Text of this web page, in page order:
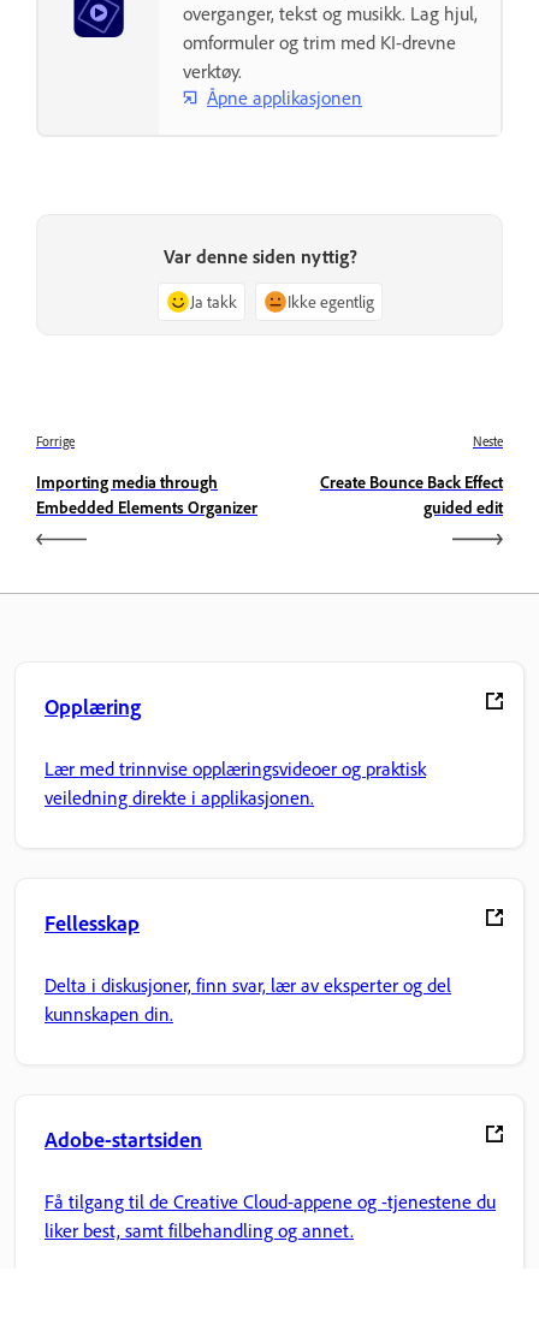
overganger, tekst og musikk. Lag hjul,
omformuler og trim med KI-drevne
verktøy.
Åpne applikasjonen
Var denne siden nyttig?
Ja takk Ikke egentlig
Forrige
Importing media through
Embedded Elements Organizer
Neste
Create Bounce Back Effect
guided edit
Opplæring
Lær med trinnvise opplæringsvideoer og praktisk
veiledning direkte i applikasjonen.
Fellesskap
Delta i diskusjoner, finn svar, lær av eksperter og del
kunnskapen din.
Adobe-startsiden
Få tilgang til de Creative Cloud-appene og -tjenestene du
liker best, samt filbehandling og annet.